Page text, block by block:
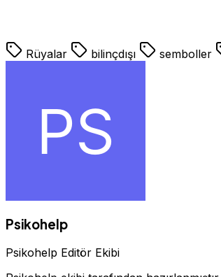
Rüyalar bilinçdışı semboller
Psikohelp
Psikohelp Editör Ekibi